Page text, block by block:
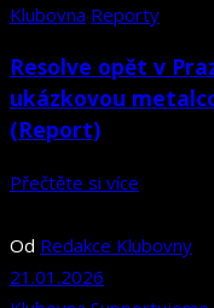
Klubovna Reporty
Resolve opět v
ukázkovou
(Report)
Přečtěte si více
Od Redakce Klubovny
21.01.2026